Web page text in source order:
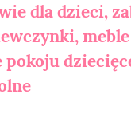
dla dzieci,
pokoju